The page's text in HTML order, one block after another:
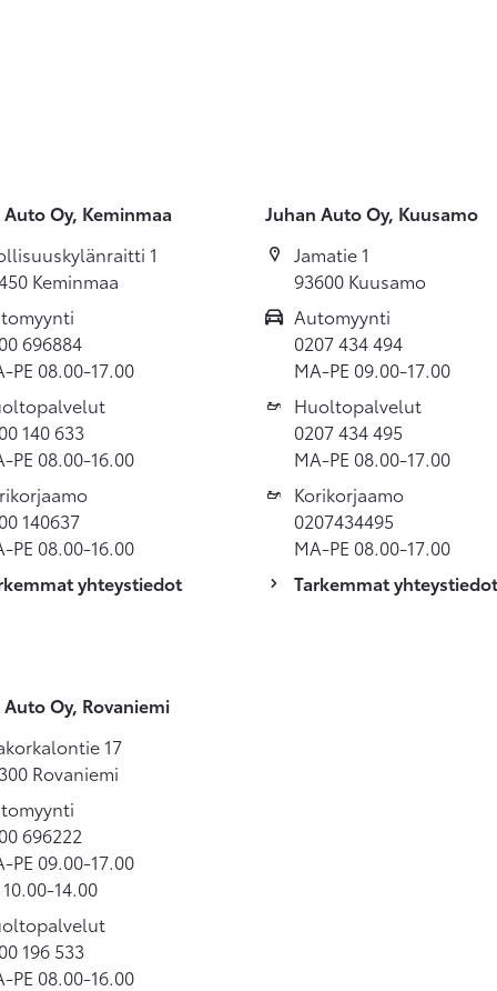
Oy, Keminmaa
1
Keminmaa
696884
PE 08.00-17.00
140 633
PE 08.00-16.00
140637
PE 08.00-16.00
yhteystiedot
Juhan Auto Oy, Kuusamo
Jamatie 1
93600 Kuusamo
Automyynti
0207 434 494
MA-PE 09.00-17.00
Huoltopalvelut
0207 434 495
MA-PE 08.00-17.00
Korikorjaamo
0207434495
MA-PE 08.00-17.00
Tarkemmat yhteystiedot
Oy, Rovaniemi
17
Rovaniemi
696222
PE 09.00-17.00
14.00
196 533
PE 08.00-16.00